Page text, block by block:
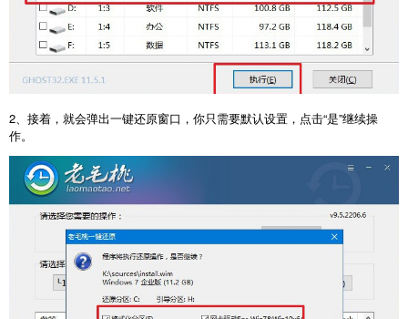
2、接着，就会弹出一键还原窗口，你只需要默认设置，点击“是”继续操
作。